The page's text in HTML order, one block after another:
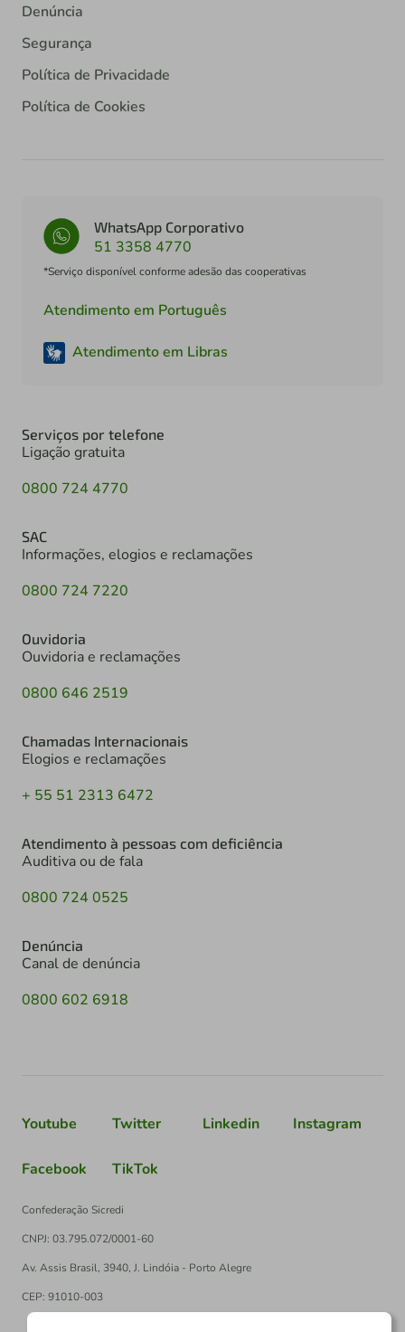
Denúncia
Segurança
Política de Privacidade
Política de Cookies
WhatsApp Corporativo
51 3358 4770
*Serviço disponível conforme adesão das cooperativas
Atendimento em Português
Atendimento em Libras
Serviços por telefone
Ligação gratuita
0800 724 4770
SAC
Informações, elogios e reclamações
0800 724 7220
Ouvidoria
Ouvidoria e reclamações
0800 646 2519
Chamadas Internacionais
Elogios e reclamações
+ 55 51 2313 6472
Atendimento à pessoas com deficiência
Auditiva ou de fala
0800 724 0525
Denúncia
Canal de denúncia
0800 602 6918
Youtube Twitter Linkedin Instagram
Facebook TikTok
Confederação Sicredi
CNPJ: 03.795.072/0001-60
Av. Assis Brasil, 3940, J. Lindóia - Porto Alegre
CEP: 91010-003